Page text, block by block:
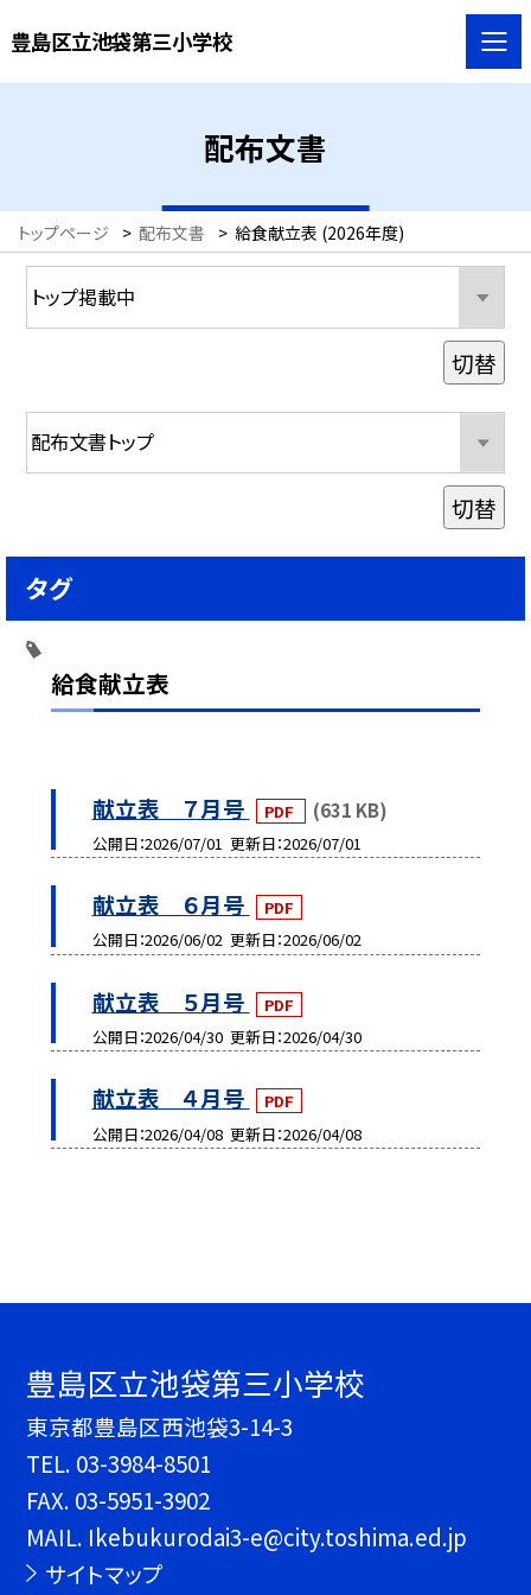
豊島区立池袋第三小学校
配布文書
トップページ > 配布文書 > 給食献立表 (2026年度)
給食献立表
献立表 ７月号 PDF (631 KB)
公開日 2026/07/01 更新日 2026/07/01
献立表 ６月号
PDF
公開日 2026/06/02 更新日 2026/06/02
献立表 ５月号
PDF
公開日 2026/04/30 更新日 2026/04/30
献立表 ４月号
PDF
公開日 2026/04/08 更新日 2026/04/08
切替
切替
タグ
豊島区立池袋第三小学校
東京都豊島区西池袋3-14-3
TEL. 03-3984-8501
FAX. 03-5951-3902
MAIL. Ikebukurodai3-e@city.toshima.ed.jp
サイトマップ